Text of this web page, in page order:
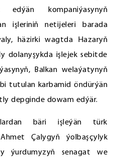
kompaniýasynyň
işleriniň netijeleri barada
häzirki wagtda Hazaryň
dolanyşykda işlejek sebitde
Balkan welaýatynyň
tutulan karbamid öndürýän
depginde dowam edýär.
bäri işleýän türk
Çalygyň ýolbaşçylyk
ýurdumyzyň senagat we